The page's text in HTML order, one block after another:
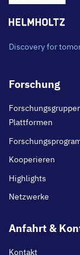
Discovery for
Footer
Forschung
Plattformen
Kooperieren
Highlights
Netzwerke
Anfahrt &
Kontakt